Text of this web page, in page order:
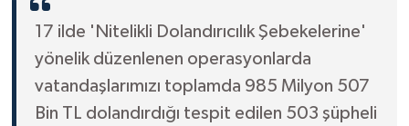
17 ilde 'Nitelikli Dolandırıcılık Şebekelerine'
yönelik düzenlenen operasyonlarda
vatandaşlarımızı toplamda 985 Milyon 507
Bin TL dolandırdığı tespit edilen 503 şüpheli